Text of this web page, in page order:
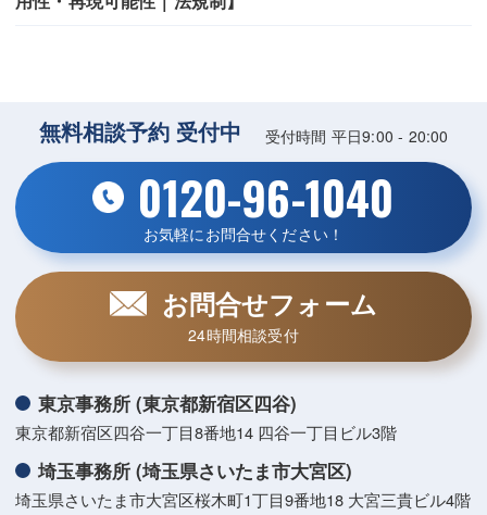
無料相談予約 受付中 受付時間 平日9:00 - 20:00
0120-96-1040
お気軽にお問合せください！
お問合せフォーム
24時間相談受付
東京事務所 (東京都新宿区四谷)
東京都新宿区四谷一丁目8番地14 四谷一丁目ビル3階
埼玉事務所 (埼玉県さいたま市大宮区)
埼玉県さいたま市大宮区桜木町1丁目9番地18 大宮三貴ビル4階